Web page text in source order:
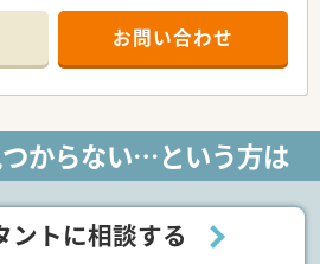
お問い合わせ
からない…という方は
ントに相談する